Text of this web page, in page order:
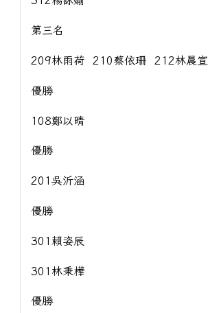
第三名
209林雨荷 210蔡依珊 212林晨宣
優勝
108鄭以晴
優勝
201吳沂涵
優勝
301賴姿辰
301林秉樺
優勝